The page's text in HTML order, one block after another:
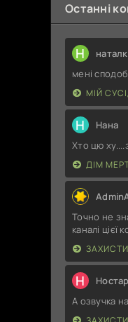
Останні
Н
мені
МІЙ
Н Нана
Хто цю
ДІМ
Точно не
каналі
Н
А озвучка